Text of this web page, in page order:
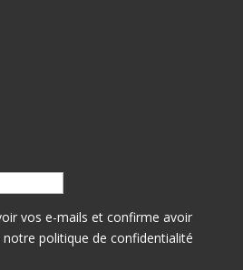
vos e-mails et confirme avoir
notre politique de confidentialité